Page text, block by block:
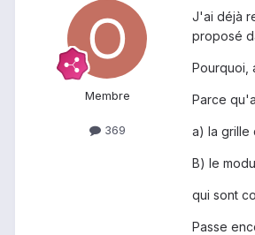
Membre
369
J'ai déjà
proposé
Pourquoi,
Parce
a) la grille
B) le
qui sont
Passe